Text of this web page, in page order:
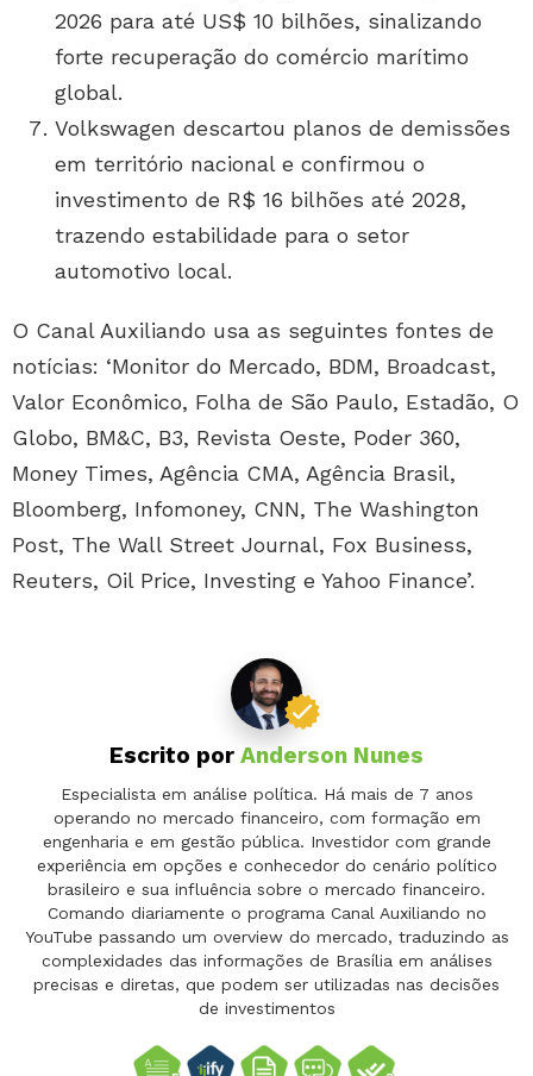
2026 para até US$ 10 bilhões, sinalizando
forte recuperação do comércio marítimo
global.
Volkswagen descartou planos de demissões
em território nacional e confirmou o
investimento de R$ 16 bilhões até 2028,
trazendo estabilidade para o setor
automotivo local.
O Canal Auxiliando usa as seguintes fontes de
notícias: ‘Monitor do Mercado, BDM, Broadcast,
Valor Econômico, Folha de São Paulo, Estadão, O
Globo, BM&C, B3, Revista Oeste, Poder 360,
Money Times, Agência CMA, Agência Brasil,
Bloomberg, Infomoney, CNN, The Washington
Post, The Wall Street Journal, Fox Business,
Reuters, Oil Price, Investing e Yahoo Finance’.
Escrito por Anderson Nunes
Especialista em análise política. Há mais de 7 anos
operando no mercado financeiro, com formação em
engenharia e em gestão pública. Investidor com grande
experiência em opções e conhecedor do cenário político
brasileiro e sua influência sobre o mercado financeiro.
Comando diariamente o programa Canal Auxiliando no
YouTube passando um overview do mercado, traduzindo as
complexidades das informações de Brasília em análises
precisas e diretas, que podem ser utilizadas nas decisões
de investimentos